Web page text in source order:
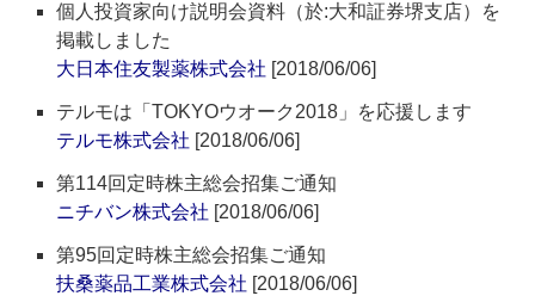
個人投資家向け説明会資料（於:大和証券堺支店）を
掲載しました
大日本住友製薬株式会社 [2018/06/06]
テルモは「TOKYOウオーク2018」を応援します
テルモ株式会社 [2018/06/06]
第114回定時株主総会招集ご通知
ニチバン株式会社 [2018/06/06]
第95回定時株主総会招集ご通知
扶桑薬品工業株式会社 [2018/06/06]